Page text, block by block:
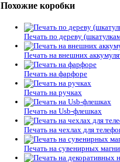
Похожие коробки
Печать по дереву
Печать на внешних
Печать на фарфоре
Печать на ручках
Печать на Usb-флешках
Печать на чехлах для
Печать на сувенирных